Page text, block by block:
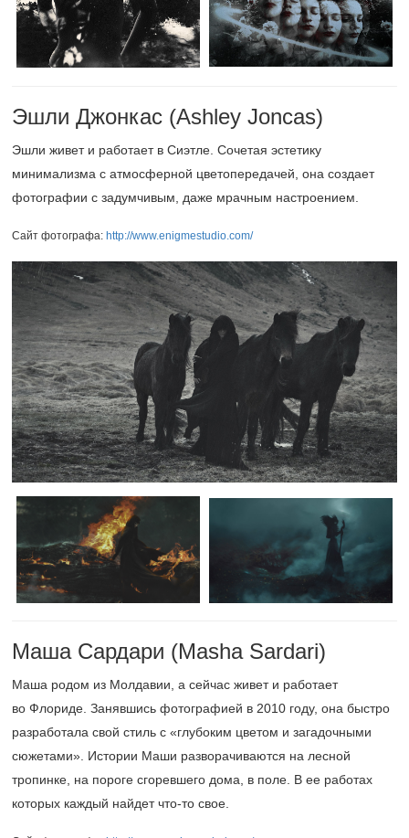
Эшли Джонкас (Ashley Joncas)
Эшли живет и работает в Сиэтле. Сочетая эстетику
минимализма с атмосферной цветопередачей, она создает
фотографии с задумчивым, даже мрачным настроением.
Сайт фотографа: http://www.enigmestudio.com/
Маша Сардари (Masha Sardari)
Маша родом из Молдавии, а сейчас живет и работает
во Флориде. Занявшись фотографией в 2010 году, она быстро
разработала свой стиль с «глубоким цветом и загадочными
сюжетами». Истории Маши разворачиваются на лесной
тропинке, на пороге сгоревшего дома, в поле. В ее работах
которых каждый найдет что-то свое.